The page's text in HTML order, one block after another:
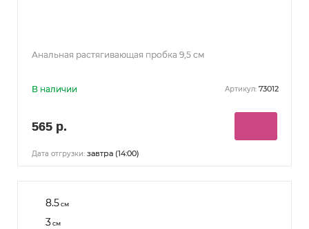
Анальная растягивающая пробка 9,5 см
В наличии Артикул: 73012
565 р.
Дата отгрузки: завтра (14:00)
8.5см
3см